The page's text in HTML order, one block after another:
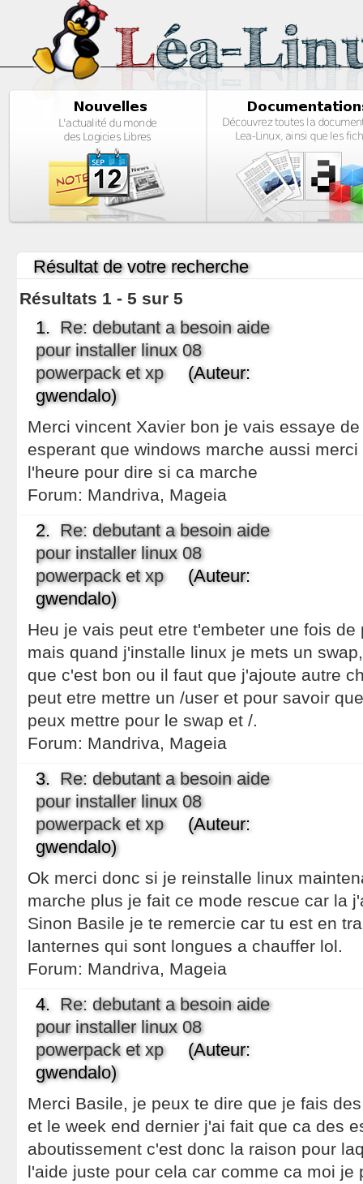
Résultat de votre recherche
Résultats 1 - 5 sur 5
1. Re: debutant a besoin aide
pour installer linux 08
powerpack et xp
(Auteur:
gwendalo)
Merci vincent Xavier bon je vais essaye
esperant que windows marche aussi
l'heure pour dire si ca marche
Forum: Mandriva, Mageia
2. Re: debutant a besoin aide
pour installer linux 08
powerpack et xp
(Auteur:
gwendalo)
Heu je vais peut etre t'embeter une fois
mais quand j'installe linux je mets un
que c'est bon ou il faut que j'ajoute autre
peut etre mettre un /user et pour savoir
peux mettre pour le swap et /.
Forum: Mandriva, Mageia
3. Re: debutant a besoin aide
pour installer linux 08
powerpack et xp
(Auteur:
gwendalo)
Ok merci donc si je reinstalle linux
marche plus je fait ce mode rescue car la
Sinon Basile je te remercie car tu est en
lanternes qui sont longues a chauffer lol.
Forum: Mandriva, Mageia
4. Re: debutant a besoin aide
pour installer linux 08
powerpack et xp
(Auteur:
gwendalo)
Merci Basile, je peux te dire que je fais
et le week end dernier j'ai fait que ca des
aboutissement c'est donc la raison pour
l'aide juste pour cela car comme ca moi je